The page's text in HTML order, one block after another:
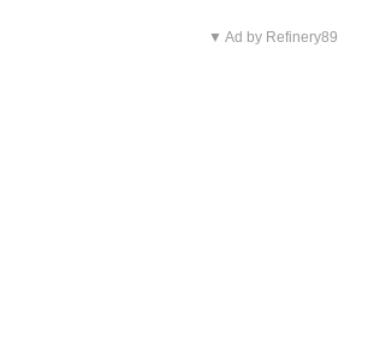
▼ Ad by Refinery89